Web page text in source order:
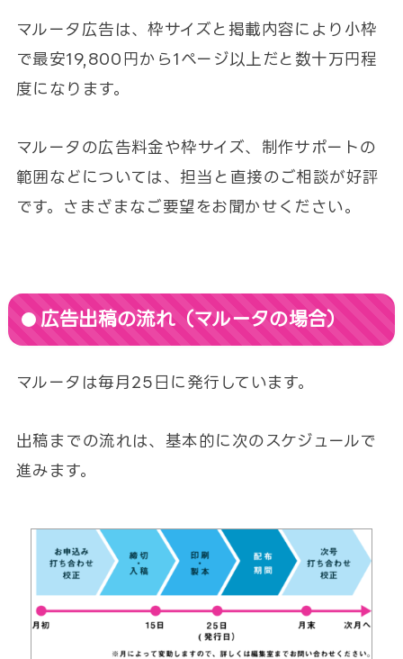
マルータ広告は、枠サイズと掲載内容により小枠
で最安19,800円から1ページ以上だと数十万円程
度になります。
マルータの広告料金や枠サイズ、制作サポートの
範囲などについては、担当と直接のご相談が好評
です。さまざまなご要望をお聞かせください。
広告出稿の流れ（マルータの場合）
マルータは毎月25日に発行しています。
出稿までの流れは、基本的に次のスケジュールで
進みます。